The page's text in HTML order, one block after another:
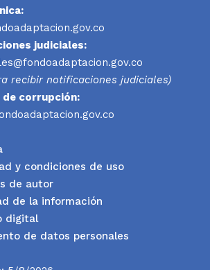
judiciales:
recibir notificaciones judiciales)
de corrupción:
y condiciones de uso
de autor
de la información
digital
de datos personales